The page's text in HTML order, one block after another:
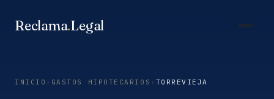
Reclama.Legal
INICIO › GASTOS HIPOTECARIOS › TORREVIEJA